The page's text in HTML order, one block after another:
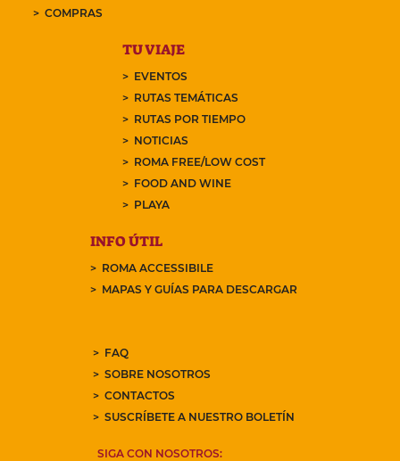
COMPRAS
TU VIAJE
EVENTOS
RUTAS TEMÁTICAS
RUTAS POR TIEMPO
NOTICIAS
ROMA FREE/LOW COST
FOOD AND WINE
PLAYA
INFO ÚTIL
ROMA ACCESSIBILE
MAPAS Y GUÍAS PARA DESCARGAR
FAQ
SOBRE NOSOTROS
CONTACTOS
SUSCRÍBETE A NUESTRO BOLETÍN
SIGA CON NOSOTROS: